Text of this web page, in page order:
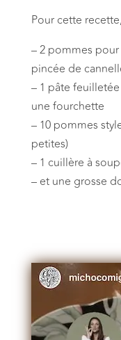
Pour cette
– 2 pommes
pincée de
– 1 pâte
une fourchette
– 10 pommes
petites)
– 1 cuillère à
– et une grosse